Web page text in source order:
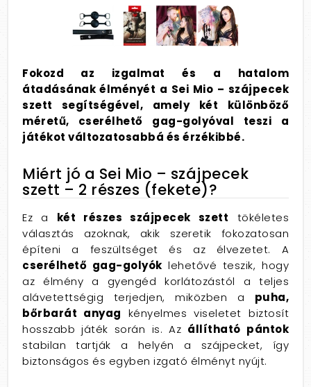
Fokozd az izgalmat és a hatalom
átadásának élményét a Sei Mio – szájpecek
szett segítségével, amely két különböző
méretű, cserélhető gag-golyóval teszi a
játékot változatosabbá és érzékibbé.
Miért jó a Sei Mio – szájpecek
szett – 2 részes (fekete)?
Ez a két részes szájpecek szett tökéletes
választás azoknak, akik szeretik fokozatosan
építeni a feszültséget és az élvezetet. A
cserélhető gag-golyók lehetővé teszik, hogy
az élmény a gyengéd korlátozástól a teljes
alávetettségig terjedjen, miközben a puha,
bőrbarát anyag kényelmes viseletet biztosít
hosszabb játék során is. Az állítható pántok
stabilan tartják a helyén a szájpecket, így
biztonságos és egyben izgató élményt nyújt.